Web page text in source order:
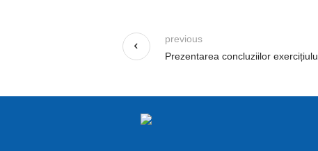
Prezentarea concluziilor
previous